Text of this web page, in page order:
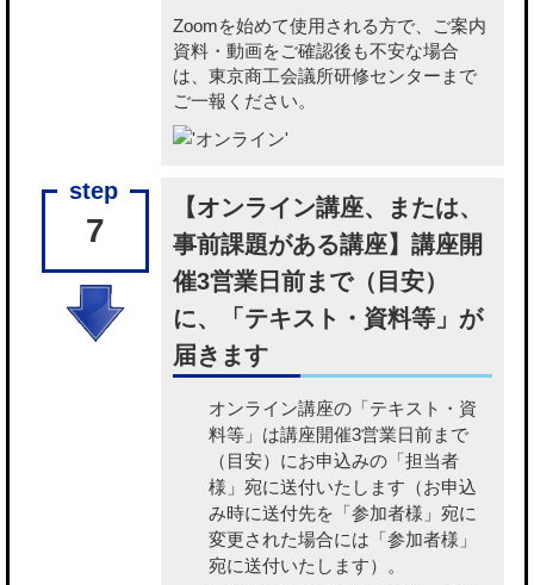
Zoomを始めて使用される方で、ご案内
資料・動画をご確認後も不安な場合
は、東京商工会議所研修センターまで
ご一報ください。
7
【オンライン講座、または、
事前課題がある講座】講座開
催3営業日前まで（目安）
に、「テキスト・資料等」が
届きます
オンライン講座の「テキスト・資
料等」 は講座開催3営業日前まで
（目安）にお申込みの「担当者
様」宛に送付いたします（お申込
み時に送付先を「参加者様」宛に
変更された場合には「参加者様」
宛に送付いたします）。